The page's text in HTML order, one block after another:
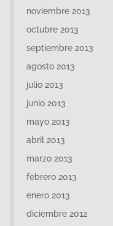
noviembre 2013
octubre 2013
septiembre 2013
agosto 2013
julio 2013
junio 2013
mayo 2013
abril 2013
marzo 2013
febrero 2013
enero 2013
diciembre 2012